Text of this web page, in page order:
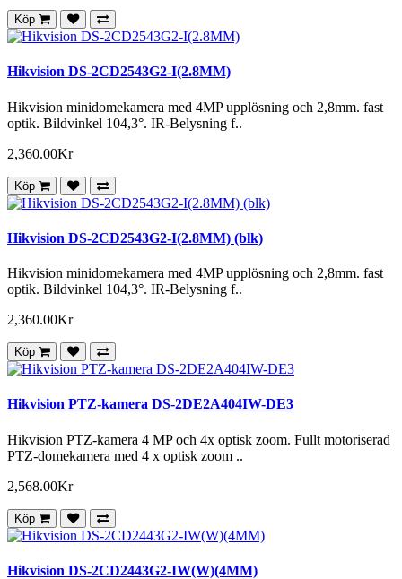
Köp
Hikvision DS-2CD2543G2-I(2.8MM)
Hikvision minidomekamera med 4MP upplösning och 2,8mm. fast
optik. Bildvinkel 104,3°. IR-Belysning f..
2,360.00Kr
Köp
Hikvision DS-2CD2543G2-I(2.8MM) (blk)
Hikvision minidomekamera med 4MP upplösning och 2,8mm. fast
optik. Bildvinkel 104,3°. IR-Belysning f..
2,360.00Kr
Köp
Hikvision PTZ-kamera DS-2DE2A404IW-DE3
Hikvision PTZ-kamera 4 MP och 4x optisk zoom. Fullt motoriserad
PTZ-domekamera med 4 x optisk zoom ..
2,568.00Kr
Köp
Hikvision DS-2CD2443G2-IW(W)(4MM)